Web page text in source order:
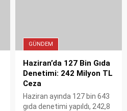
oldu.
GÜNDEM
Haziran’da 127 Bin Gıda
Denetimi: 242 Milyon TL
Ceza
Haziran ayında 127 bin 643
gıda denetimi yapıldı, 242,8